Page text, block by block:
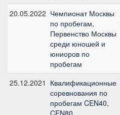
20.05.2022 Чемпионат Москвы
по пробегам,
Первенство Москвы
среди юношей и
юниоров по
пробегам
25.12.2021 Квалификационные
соревнования по
пробегам CEN40,
CEN80